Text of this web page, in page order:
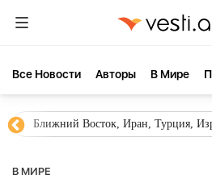
Все Новости Aвторы В Мире
Ближний Восток, Иран, Турция,
В МИРЕ